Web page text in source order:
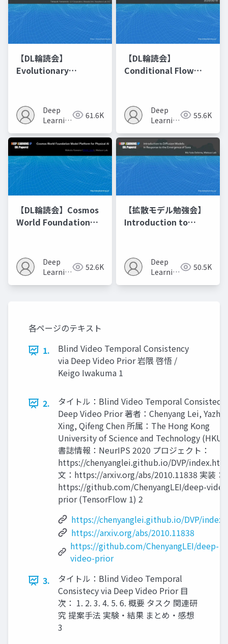
【DL輪読会】
Evolutionary
Recipes モデルマージ
の進化的最適化
Deep
Learning
61.6K
【DL輪読会】
Conditional Flow
Deep
Learning
55.6K
【DL輪読会】Cosmos
World Foundation
Deep
Learning
52.6K
【拡散モデル勉強会】
Introduction to
Deep
Learning
50.5K
各ページのテキスト
1.
Blind Video Temporal Consistency
via Deep Video Prior 岩隈 啓悟 /
Keigo Iwakuma 1
2.
タイトル：Blind Video Temporal Consistecy
Deep Video Prior 著者：Chenyang Lei,
Xing, Qifeng Chen 所属：The Hong Kong
University of Science and Technology
書誌情報：NeurIPS 2020 プロジェクト：
https://chenyanglei.github.io/DVP/
文：https://arxiv.org/abs/2010.11838 実装：
https://github.com/ChenyangLEI/deep-
prior (TensorFlow 1) 2
https://chenyanglei.github.io/DVP/
https://arxiv.org/abs/2010.11838
https://github.com/ChenyangLEI/deep-
video-prior
3.
タイトル：Blind Video Temporal
Consistecy via Deep Video Prior 目
次： 1. 2. 3. 4. 5. 6. 概要 タスク 関連研
究 提案手法 実験・結果 まとめ・感想
3